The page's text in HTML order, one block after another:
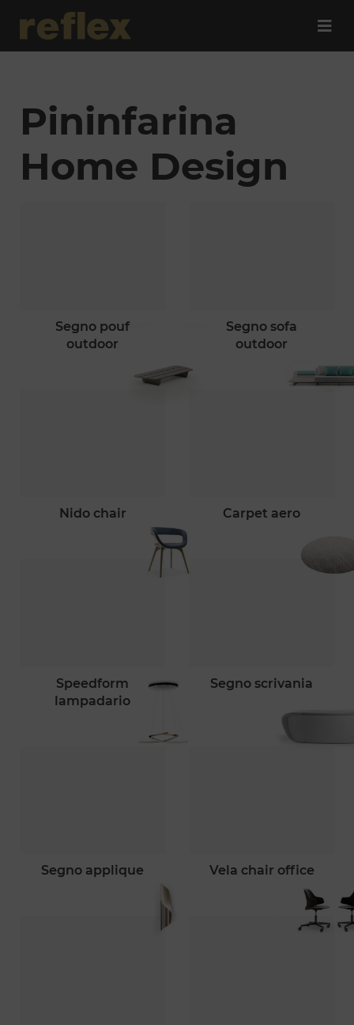
Pininfarina
Home Design
segno pouf
outdoor
segno sofa
outdoor
nido chair carpet aero
speedform
lampadario
segno scrivania
segno applique vela chair office